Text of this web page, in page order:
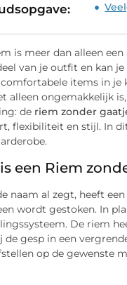
is meer dan alleen
van je outfit en kan
items in je
alleen ongemakkelijk
de riem zonder
flexibiliteit en stijl. In
een Riem
naam al zegt, heeft een
wordt gestoken. In
De riem
de gesp in een
op de gewenste